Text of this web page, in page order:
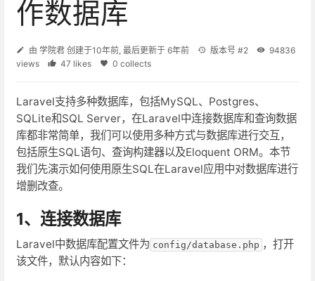
作数据库
由 学院君 创建于10年前, 最后更新于 6年前 版本号 #2
94836
views
47 likes 0 collects
Laravel支持多种数据库，包括MySQL、Postgres、
SQLite和SQL Server，在Laravel中连接数据库和查询数据
库都非常简单，我们可以使用多种方式与数据库进行交互，
包括原生SQL语句、查询构建器以及Eloquent ORM。本节
我们先演示如何使用原生SQL在Laravel应用中对数据库进行
增删改查。
1、连接数据库
Laravel中数据库配置文件为 config/database.php ，打开
该文件，默认内容如下：